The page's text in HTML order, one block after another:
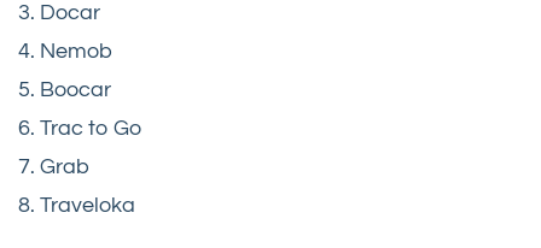
3. Docar
4. Nemob
5. Boocar
6. Trac to Go
7. Grab
8. Traveloka